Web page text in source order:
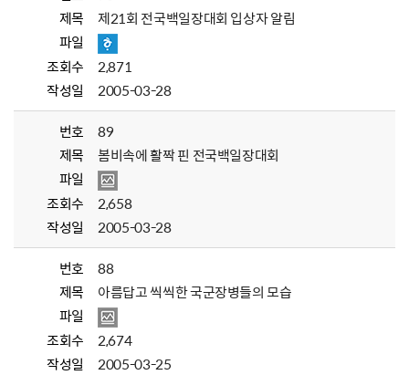
제목
제21회 전국백일장대회 입상자 알림
파일
조회수
2,871
작성일
2005-03-28
번호
89
제목
봄비속에 활짝 핀 전국백일장대회
파일
조회수
2,658
작성일
2005-03-28
번호
88
제목
아름답고 씩씩한 국군장병들의 모습
파일
조회수
2,674
작성일
2005-03-25